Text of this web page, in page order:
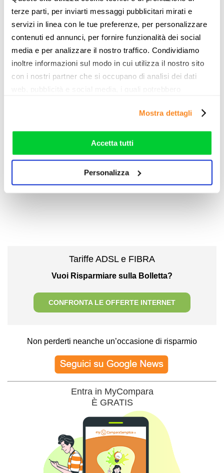
terze parti, per inviarti messaggi pubblicitari mirati e
servizi in linea con le tue preferenze, per personalizzare
contenuti ed annunci, per fornire funzionalità dei social
media e per analizzare il nostro traffico. Condividiamo
inoltre informazioni sul modo in cui utilizza il nostro sito
con i nostri partner che si occupano di analisi dei dati
web, pubblicità e social media, i quali potrebbero
che hanno raccolto dal suo utilizzo dei loro servizi. Vedi
rifiutare o personalizzare il tuo consenso: cliccando sul
tasto "Accetta tutti”, selezionando le diverse categorie di
Mostra dettagli
Accetta tutti
Personalizza
Netflix ISP Speed Index
luglio 2026: sono ancora sei
gli operatori al primo posto
Offerte FTTC di luglio 2026
Offerte internet casa con
bollettino postale – luglio
Tariffe ADSL e FIBRA
Vuoi Risparmiare sulla Bolletta?
CONFRONTA LE OFFERTE INTERNET
Non perderti neanche un’occasione di risparmio
Entra in MyCompara
È GRATIS